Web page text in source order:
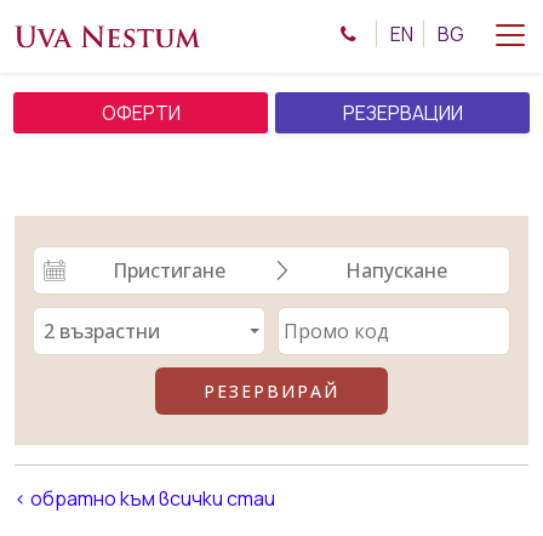
EN BG
ОФЕРТИ РЕЗЕРВАЦИИ
< обратно към всички стаи